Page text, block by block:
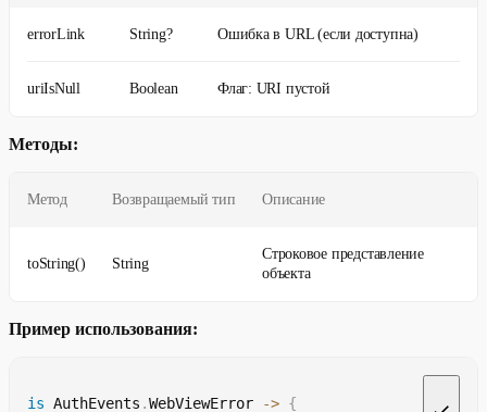
errorLink String? Ошибка в URL (если доступна)
uriIsNull Boolean Флаг: URI пустой
Методы:
Метод Возвращаемый тип Описание
toString() String
Строковое представление
объекта
Пример использования:
is AuthEvents .WebViewError -> {